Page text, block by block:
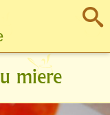
miere